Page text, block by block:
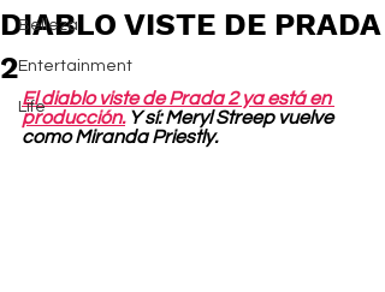
Belleza
Entertainment
Life
DIABLO VISTE DE PRADA
2
El diablo viste de Prada 2 ya está en
producción. Y sí: Meryl Streep vuelve
como Miranda Priestly.